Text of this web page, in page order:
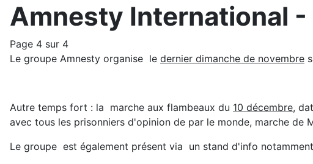
Amnesty International
Page 4 sur 4
Le groupe Amnesty organise le dernier dimanche de novembre
Autre temps fort : la marche aux flambeaux du 10 décembre,
avec tous les prisonniers d'opinion de par le monde, marche de
Le groupe est également présent via un stand d'info